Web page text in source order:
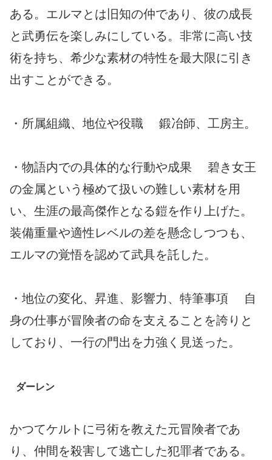
ある。エルマとは旧知の仲であり、彼の成長
と武勇伝を楽しみにしている。非常に高い技
術を持ち、希少な素材の特性を最大限に引き
出すことができる。
・所属組織、地位や役職 鍛冶師、工房主。
・物語内での具体的な行動や成果 碧き女王
の金属という極めて扱いの難しい素材を用
い、生涯の最高傑作となる鎧を作り上げた。
装備重量や適性レベルの差を懸念しつつも、
エルマの覚悟を認めて武具を託した。
・地位の変化、昇進、影響力、特筆事項 自
身の仕事が冒険者の命を支えることを誇りと
しており、一行の門出を力強く見送った。
ダーレン
かつてケルトに弓術を教えた元冒険者であ
り、仲間を殺害して逃亡した犯罪者である。